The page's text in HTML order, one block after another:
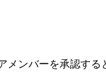
メンバーを承認する